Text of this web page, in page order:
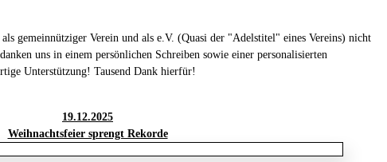
gemeinnütziger Verein und als e.V. (Quasi der "Adelstitel" eines Vereins) nicht
uns in einem persönlichen Schreiben sowie einer personalisierten
Unterstützung! Tausend Dank hierfür!
19.12.2025
Weihnachtsfeier sprengt Rekorde